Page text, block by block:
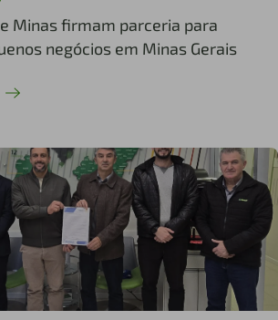
Minas firmam parceria para
negócios em Minas Gerais